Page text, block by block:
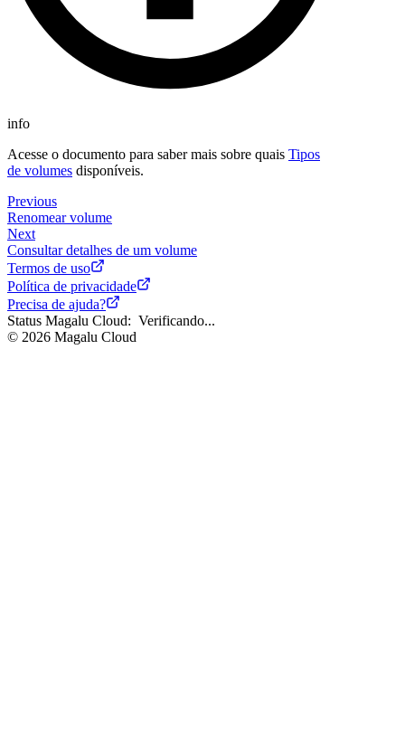
info
Acesse o documento para saber mais sobre quais Tipos
de volumes disponíveis.
Previous
Renomear volume
Next
Consultar detalhes de um volume
Termos de uso
Política de privacidade
Precisa de ajuda?
Status Magalu Cloud: Verificando...
© 2026 Magalu Cloud